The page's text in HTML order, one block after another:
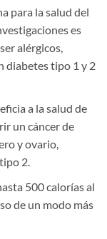
para la salud del
es
alérgicos,
diabetes tipo 1 y 2
a la salud de
un cáncer de
y ovario,
2.
500 calorías al
de un modo más